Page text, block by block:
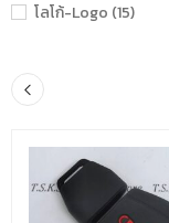
โลโก้-Logo (15)